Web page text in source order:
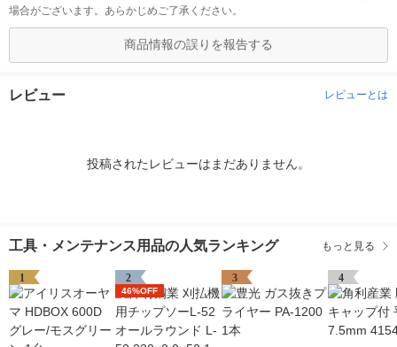
場合がございます。あらかじめご了承ください。
商品情報の誤りを報告する
レビュー レビューとは
投稿されたレビューはまだありません。
工具・メンテナンス用品の人気ランキング もっと見る
1 2
46%OFF
3 4